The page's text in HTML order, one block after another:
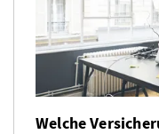
Welche